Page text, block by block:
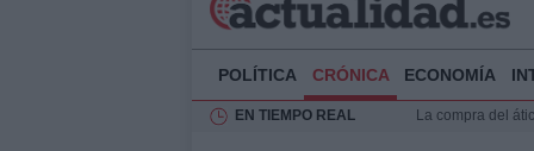
POLÍTICA CRÓNICA ECONOMÍA
EN TIEMPO REAL
La compra del